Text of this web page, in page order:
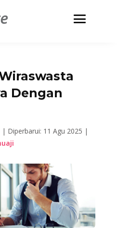
Dengan
| Diperbarui: 11 Agu 2025 |